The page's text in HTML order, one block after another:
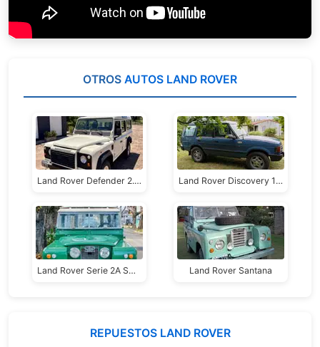
OTROS AUTOS LAND ROVER
Land Rover Defender 2.5 110 P-Up Larga Land Rover Discovery 1994
Land Rover Serie 2A SW SWB 88" Deluxe Land Rover Santana
REPUESTOS LAND ROVER